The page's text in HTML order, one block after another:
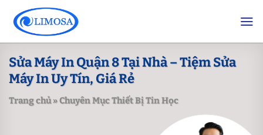
content
Sửa Máy In Quận 8 Tại Nhà – Tiệm Sửa
Máy In Uy Tín, Giá Rẻ
Trang chủ»Chuyên Mục Thiết Bị Tin Học